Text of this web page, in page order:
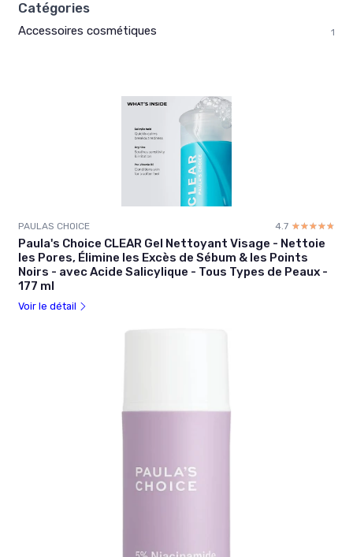
Catégories
Accessoires cosmétiques 1
PAULAS CHOICE 4.7 ☆☆☆☆☆
★★★★★
Paula's Choice CLEAR Gel Nettoyant Visage - Nettoie
les Pores, Élimine les Excès de Sébum & les Points
Noirs - avec Acide Salicylique - Tous Types de Peaux -
177 ml
Voir le détail